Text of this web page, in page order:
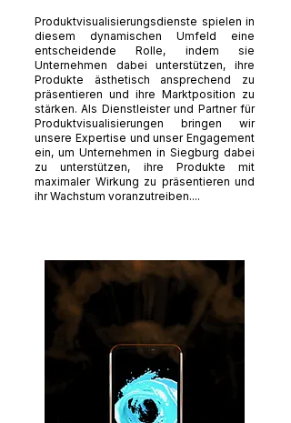
Produktvisualisierungsdienste spielen in
diesem dynamischen Umfeld eine
entscheidende Rolle, indem sie
Unternehmen dabei unterstützen, ihre
Produkte ästhetisch ansprechend zu
präsentieren und ihre Marktposition zu
stärken. Als Dienstleister und Partner für
Produktvisualisierungen bringen wir
unsere Expertise und unser Engagement
ein, um Unternehmen in Siegburg dabei
zu unterstützen, ihre Produkte mit
maximaler Wirkung zu präsentieren und
ihr Wachstum voranzutreiben....